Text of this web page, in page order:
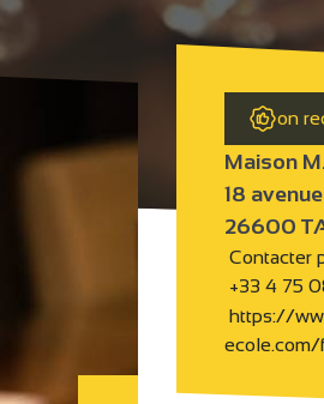
on
Maison
18
26600
Contacter
+33 4 75
https://
ecole.com/